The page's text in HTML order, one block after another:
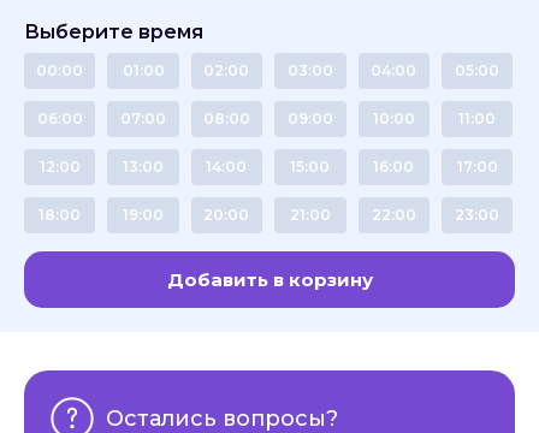
Выберите время
00:00 01:00 02:00 03:00 04:00 05:00
06:00 07:00 08:00 09:00 10:00 11:00
12:00 13:00 14:00 15:00 16:00 17:00
18:00 19:00 20:00 21:00 22:00 23:00
Добавить в корзину
Остались вопросы?